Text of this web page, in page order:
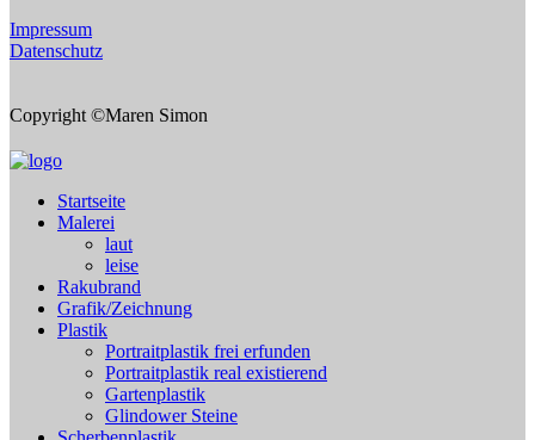
Impressum
Datenschutz
Copyright ©Maren Simon
Startseite
Malerei
laut
leise
Rakubrand
Grafik/Zeichnung
Plastik
Portraitplastik frei erfunden
Portraitplastik real existierend
Gartenplastik
Glindower Steine